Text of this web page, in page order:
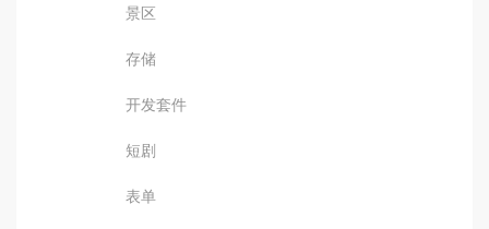
景区
存储
开发套件
短剧
表单